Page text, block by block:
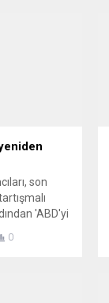
son
'ABD'yi
0